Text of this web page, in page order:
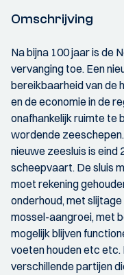
Omschrijving
Na bijna 100 jaar is de
vervanging toe. Een
bereikbaarheid van de
en de economie in de
onafhankelijk ruimte te
wordende
nieuwe zeesluis is
scheepvaart. De sluis
moet rekening
onderhoud, met
mossel-aangroei, met
mogelijk blijven
voeten houden etc etc.
verschillende partijen